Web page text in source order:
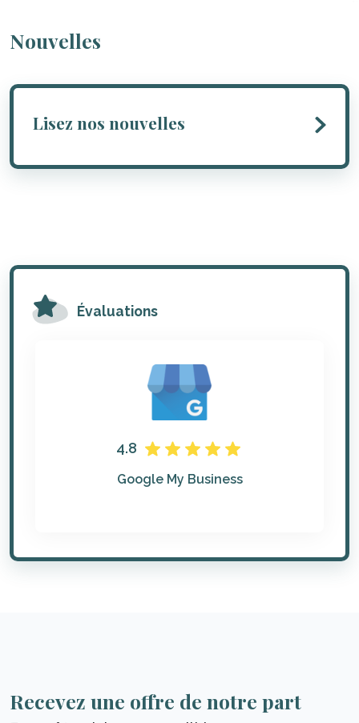
Nouvelles
Lisez nos nouvelles
Évaluations
4.8
Google My Business
Recevez une offre de notre part